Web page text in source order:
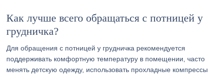
Как лучше всего обращаться с потницей у
грудничка?
Для обращения с потницей у грудничка рекомендуется
поддерживать комфортную температуру в помещении, часто
менять детскую одежду, использовать прохладные компрессы